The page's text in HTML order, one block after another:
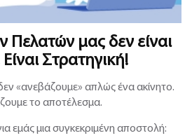
Πελατών μας δεν είναι
Είναι Στρατηγική!
«ανεβάζουμε» απλώς ένα ακίνητο.
το αποτέλεσμα.
εμάς μια συγκεκριμένη αποστολή: